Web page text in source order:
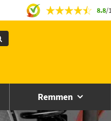
8.8/
Remmen